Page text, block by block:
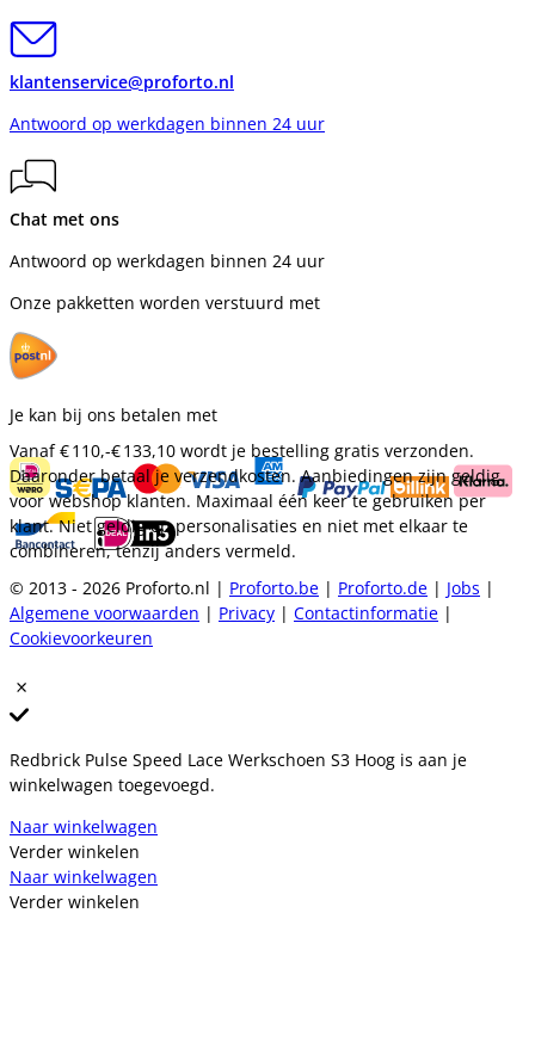
klantenservice@proforto.nl
Antwoord op werkdagen binnen 24 uur
Chat met ons
Antwoord op werkdagen binnen 24 uur
Onze pakketten worden verstuurd met
Je kan bij ons betalen met
Vanaf€ 110,-€ 133,10 wordt je bestelling gratis verzonden.
Daaronder betaal je verzendkosten. Aanbiedingen zijn geldig
voor webshop klanten. Maximaal één keer te gebruiken per
klant. Niet geldig op personalisaties en niet met elkaar te
combineren, tenzij anders vermeld.
© 2013 - 2026 Proforto.nl | Proforto.be | Proforto.de | Jobs |
Algemene voorwaarden | Privacy | Contactinformatie |
Cookievoorkeuren
Redbrick Pulse Speed Lace Werkschoen S3 Hoog is aan je
winkelwagen toegevoegd.
Naar winkelwagen
Verder winkelen
Naar winkelwagen
Verder winkelen